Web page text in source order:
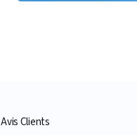
Avis Clients